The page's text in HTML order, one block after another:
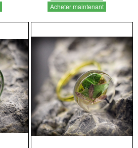
Acheter maintenant